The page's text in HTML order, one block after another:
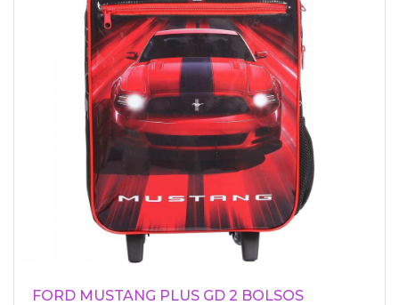
FORD MUSTANG PLUS GD 2 BOLSOS